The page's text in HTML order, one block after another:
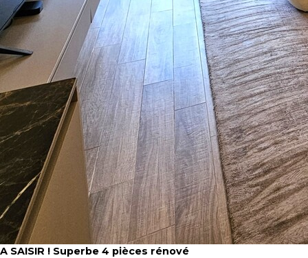
A SAISIR ! Superbe 4 pièces rénové